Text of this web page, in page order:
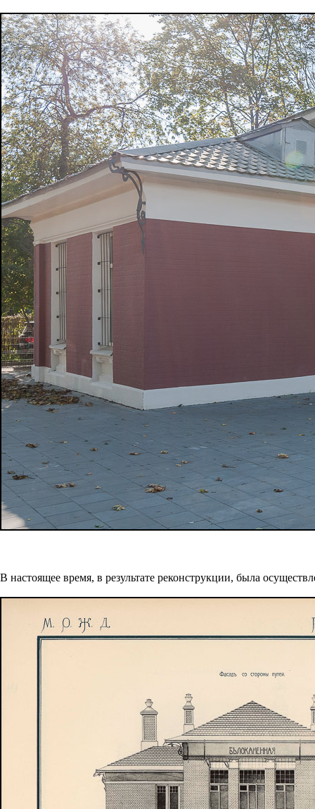
В настоящее время, в результате реконструкции, была